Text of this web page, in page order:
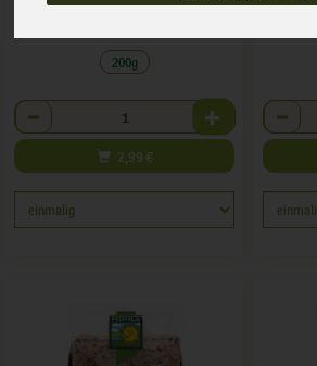
1 * 200g (14,95 € / kg)
200g
Anzahl
2,99 €
1 * 200 g
Anzahl